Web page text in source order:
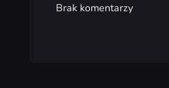
Brak komentarzy